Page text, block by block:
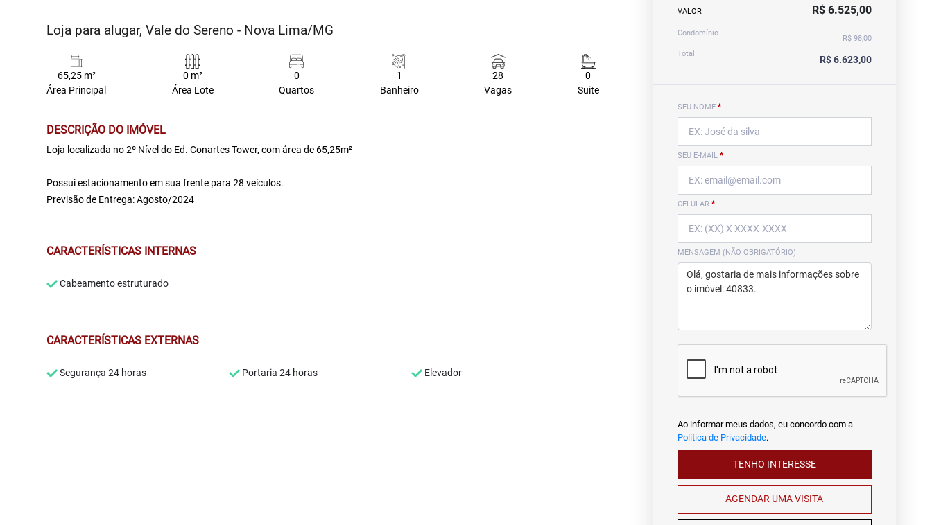
Loja para alugar, Vale do Sereno - Nova Lima/MG
65,25 m²
Área Principal
0 m²
Área Lote
0
Quartos
1
Banheiro
28
Vagas
0
Suite
DESCRIÇÃO DO IMÓVEL
Loja localizada no 2º Nível do Ed. Conartes Tower, com área de 65,25m²
Possui estacionamento em sua frente para 28 veículos.
Previsão de Entrega: Agosto/2024
CARACTERÍSTICAS INTERNAS
Cabeamento estruturado
CARACTERÍSTICAS EXTERNAS
Segurança 24 horas Portaria 24 horas Elevador
VALOR R$ 6.525,00
Condomínio
R$ 98,00
Total
R$ 6.623,00
SEU NOME *
SEU E-MAIL *
CELULAR *
MENSAGEM (NÃO OBRIGATÓRIO)
Ao informar meus dados, eu concordo com a
Política de Privacidade.
TENHO INTERESSE
AGENDAR UMA VISITA